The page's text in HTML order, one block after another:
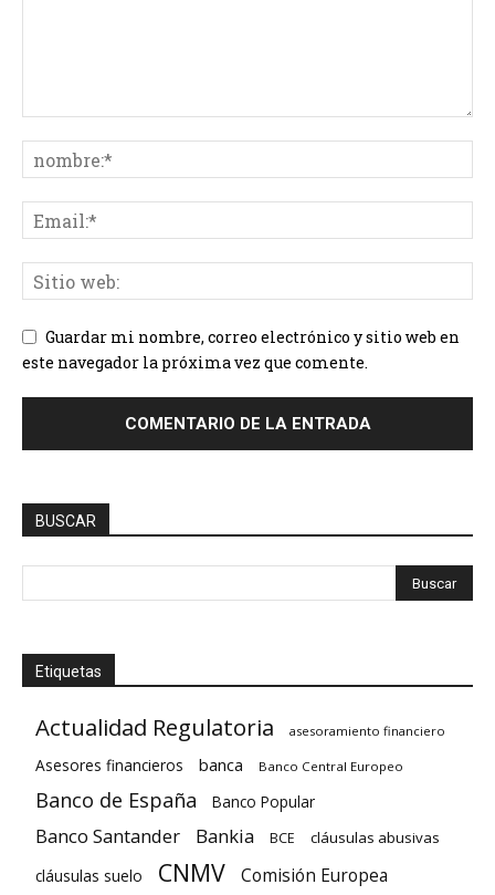
Guardar mi nombre, correo electrónico y sitio web en
este navegador la próxima vez que comente.
BUSCAR
Etiquetas
Actualidad Regulatoria asesoramiento financiero
Asesores financieros banca Banco Central Europeo
Banco de España Banco Popular
Banco Santander Bankia BCE cláusulas abusivas
cláusulas suelo CNMV Comisión Europea